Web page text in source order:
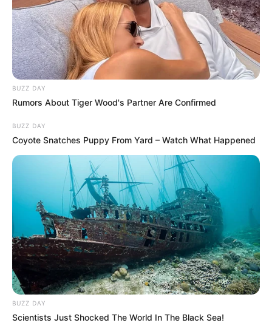
az év elején
A december minden évben különleges időszak a
magyar nyugdíjasok számára – nemcsak az ünnepi
készülődés miatt, hanem azért is, mert a havi
járandóság ebben a hónapban rendszerint
BUZZ DAY
Rumors About Tiger Wood's Partner Are Confirmed
BUZZ DAY
Coyote Snatches Puppy From Yard – Watch What Happened
BUZZ DAY
Scientists Just Shocked The World In The Black Sea!